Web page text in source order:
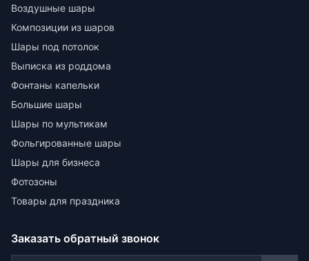
Воздушные шары
Композиции из шаров
Шары под потолок
Выписка из роддома
Фонтаны капельки
Большие шары
Шары по мультикам
Фольгированные шары
Шары для бизнеса
Фотозоны
Товары для праздника
Заказать обратный звонок